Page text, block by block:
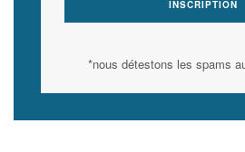
*nous détestons les spams